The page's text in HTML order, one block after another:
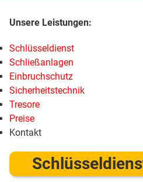
Schlüsseldienst
Schließanlagen
Einbruchschutz
Sicherheitstechnik
Tresore
Preise
Kontakt